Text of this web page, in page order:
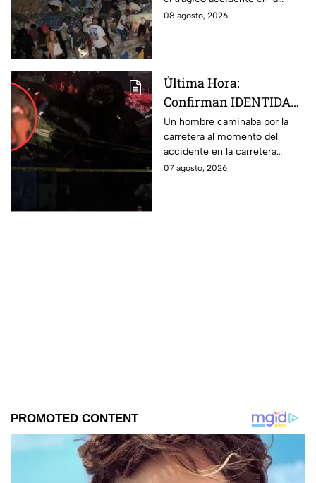
de Irapuato
carretera Irapuato-Abasolo
08 agosto, 2026
Última Hora:
Confirman IDENTIDAD
de uno de los
lesionados tras fatal
accid3nte en Irapuato
Un hombre caminaba por la
carretera al momento del
accidente en la carretera
Irapuato-Abasolo en el Trébol.
07 agosto, 2026